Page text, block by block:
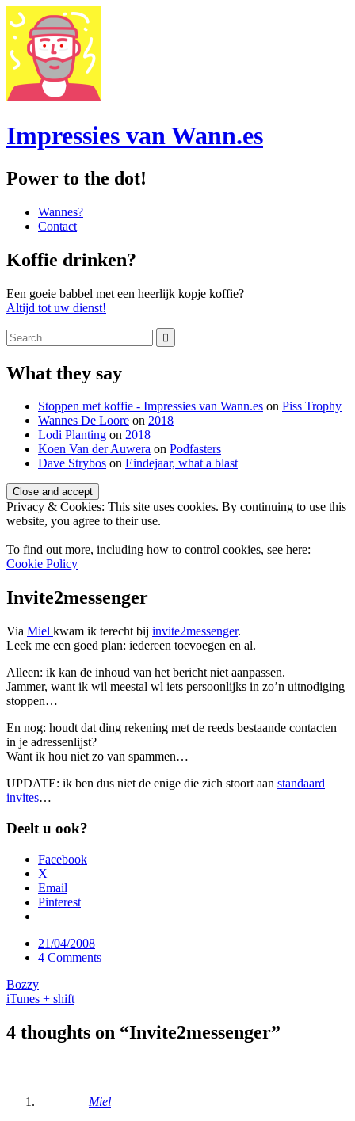
Impressies van Wann.es
Power to the dot!
Menu
Skip
Wannes?
Contact
Sidebar
Koffie drinken?
Een goeie babbel met een heerlijk kopje koffie?
Altijd tot uw dienst!
Search
for:
What they say
Stoppen met koffie - Impressies van Wann.es on Piss Trophy
Wannes De Loore on 2018
Lodi Planting on 2018
Koen Van der Auwera on Podfasters
Dave Strybos on Eindejaar, what a blast
Privacy & Cookies: This site uses cookies. By continuing to use this
website, you agree to their use.
To find out more, including how to control cookies, see here:
Cookie Policy
Invite2messenger
Standard
Via Miel kwam ik terecht bij invite2messenger.
Leek me een goed plan: iedereen toevoegen en al.
Alleen: ik kan de inhoud van het bericht niet aanpassen.
Jammer, want ik wil meestal wl iets persoonlijks in zo’n uitnodiging
stoppen…
En nog: houdt dat ding rekening met de reeds bestaande contacten
in je adressenlijst?
Want ik hou niet zo van spammen…
UPDATE: ik ben dus niet de enige die zich stoort aan standaard
invites…
Deelt u ook?
Facebook
X
Email
Pinterest
Date
21/04/2008
Comments
4 Comments
Post
navigation
Bozzy
iTunes + shift
4 thoughts on “Invite2messenger”
Miel